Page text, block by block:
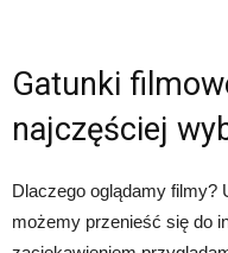
Gatunki
najczęściej
Dlaczego oglądamy filmy?
możemy przenieść się do